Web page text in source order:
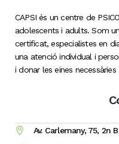
CAPSI és un centre de
adolescents i adults. Som
certificat, especialistes en
una atenció individual i
i donar les eines
Av. Carlemany, 75, 2n